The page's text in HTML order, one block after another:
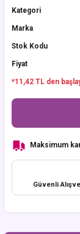
Kategori
Marka
Stok Kodu
Fiyat
*11,42 TL den
Maksimum
Güvenli